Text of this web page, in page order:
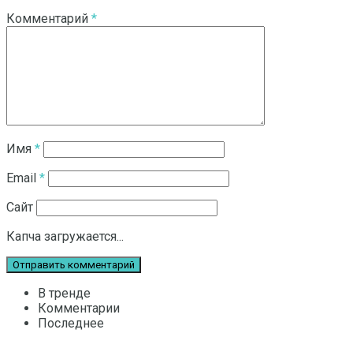
Комментарий *
Имя *
Email *
Сайт
Капча загружается...
В тренде
Комментарии
Последнее